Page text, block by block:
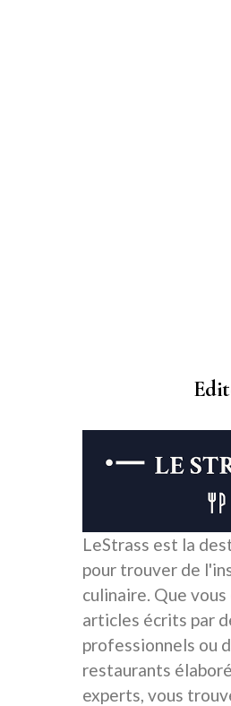
LeStrass est la
pour trouver de
culinaire. Que
articles écrits par
professionnels ou
restaurants
experts, vous